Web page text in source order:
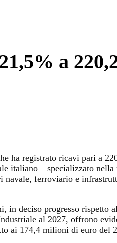
a
ha registrato ricavi pari a
– specializzato
ferroviario e
in deciso progresso
al 2027, offrono
ai 174,4 milioni di euro del